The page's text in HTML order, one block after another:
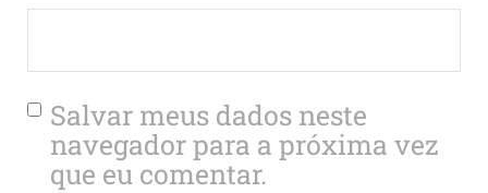
Salvar meus dados neste
navegador para a próxima vez
que eu comentar.